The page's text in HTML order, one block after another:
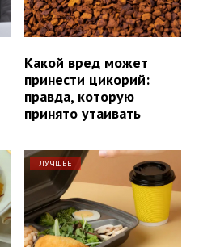
Какой вред может
принести цикорий:
правда, которую
принято утаивать
ЛУЧШЕЕ